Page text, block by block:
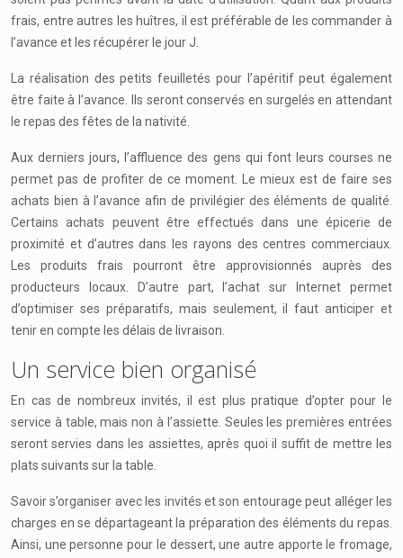
frais, entre autres les huîtres, il est préférable de les commander à
l’avance et les récupérer le jour J.
La réalisation des petits feuilletés pour l’apéritif peut également
être faite à l’avance. Ils seront conservés en surgelés en attendant
le repas des fêtes de la nativité.
Aux derniers jours, l’affluence des gens qui font leurs courses ne
permet pas de profiter de ce moment. Le mieux est de faire ses
achats bien à l’avance afin de privilégier des éléments de qualité.
Certains achats peuvent être effectués dans une épicerie de
proximité et d’autres dans les rayons des centres commerciaux.
Les produits frais pourront être approvisionnés auprès des
producteurs locaux. D’autre part, l’achat sur Internet permet
d’optimiser ses préparatifs, mais seulement, il faut anticiper et
tenir en compte les délais de livraison.
Un service bien organisé
En cas de nombreux invités, il est plus pratique d’opter pour le
service à table, mais non à l’assiette. Seules les premières entrées
seront servies dans les assiettes, après quoi il suffit de mettre les
plats suivants sur la table.
Savoir s’organiser avec les invités et son entourage peut alléger les
charges en se départageant la préparation des éléments du repas.
Ainsi, une personne pour le dessert, une autre apporte le fromage,